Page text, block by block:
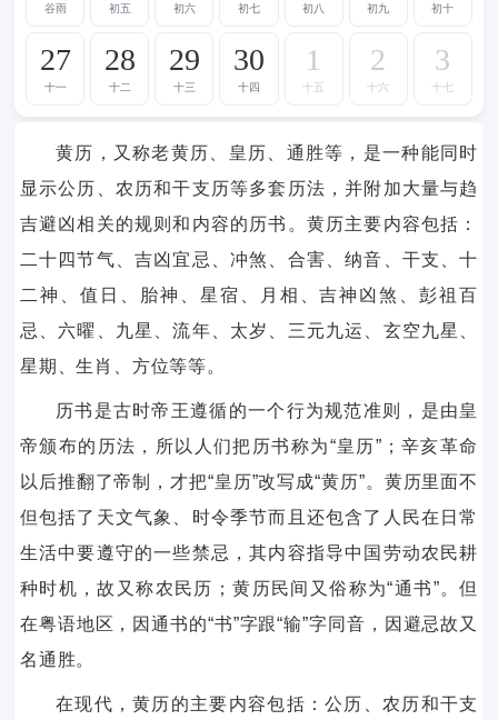
谷雨 初五 初六 初七 初八 初九 初十
27
十一
28
十二
29
十三
30
十四
1
十五
2
十六
3
十七
黄历，又称老黄历、皇历、通胜等，是一种能同时
显示公历、农历和干支历等多套历法，并附加大量与趋
吉避凶相关的规则和内容的历书。黄历主要内容包括：
二十四节气、吉凶宜忌、冲煞、合害、纳音、干支、十
二神、值日、胎神、星宿、月相、吉神凶煞、彭祖百
忌、六曜、九星、流年、太岁、三元九运、玄空九星、
星期、生肖、方位等等。
历书是古时帝王遵循的一个行为规范准则，是由皇
帝颁布的历法，所以人们把历书称为“皇历”；辛亥革命
以后推翻了帝制，才把“皇历”改写成“黄历”。黄历里面不
但包括了天文气象、时令季节而且还包含了人民在日常
生活中要遵守的一些禁忌，其内容指导中国劳动农民耕
种时机，故又称农民历；黄历民间又俗称为“通书”。但
在粤语地区，因通书的“书”字跟“输”字同音，因避忌故又
名通胜。
在现代，黄历的主要内容包括：公历、农历和干支